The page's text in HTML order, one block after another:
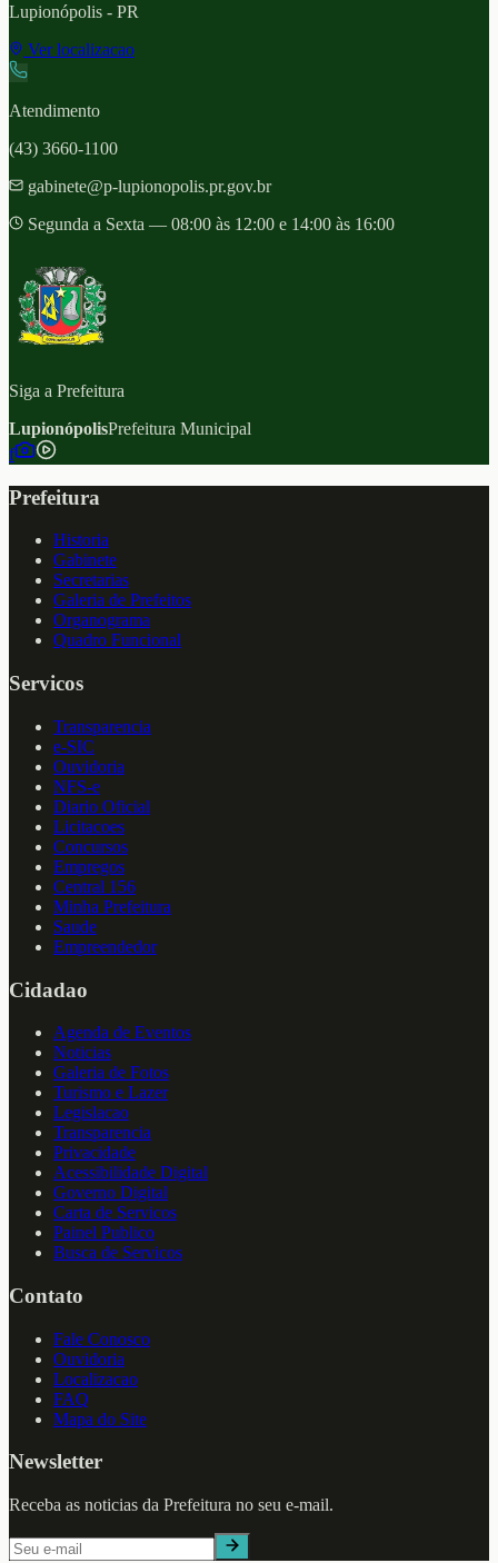
Lupionópolis - PR
Ver localizacao
Atendimento
(43) 3660-1100
gabinete@p-lupionopolis.pr.gov.br
Segunda a Sexta — 08:00 às 12:00 e 14:00 às 16:00
Siga a Prefeitura
LupionópolisPrefeitura Municipal
f
Prefeitura
Historia
Gabinete
Secretarias
Galeria de Prefeitos
Organograma
Quadro Funcional
Servicos
Transparencia
e-SIC
Ouvidoria
NFS-e
Diario Oficial
Licitacoes
Concursos
Empregos
Central 156
Minha Prefeitura
Saude
Empreendedor
Cidadao
Agenda de Eventos
Noticias
Galeria de Fotos
Turismo e Lazer
Legislacao
Transparencia
Privacidade
Acessibilidade Digital
Governo Digital
Carta de Servicos
Painel Publico
Busca de Servicos
Contato
Fale Conosco
Ouvidoria
Localizacao
FAQ
Mapa do Site
Newsletter
Receba as noticias da Prefeitura no seu e-mail.